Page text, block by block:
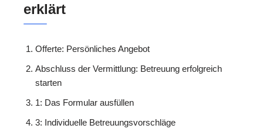
erklärt
Offerte: Persönliches Angebot
Abschluss der Vermittlung: Betreuung erfolgreich
starten
1: Das Formular ausfüllen
3: Individuelle Betreuungsvorschläge